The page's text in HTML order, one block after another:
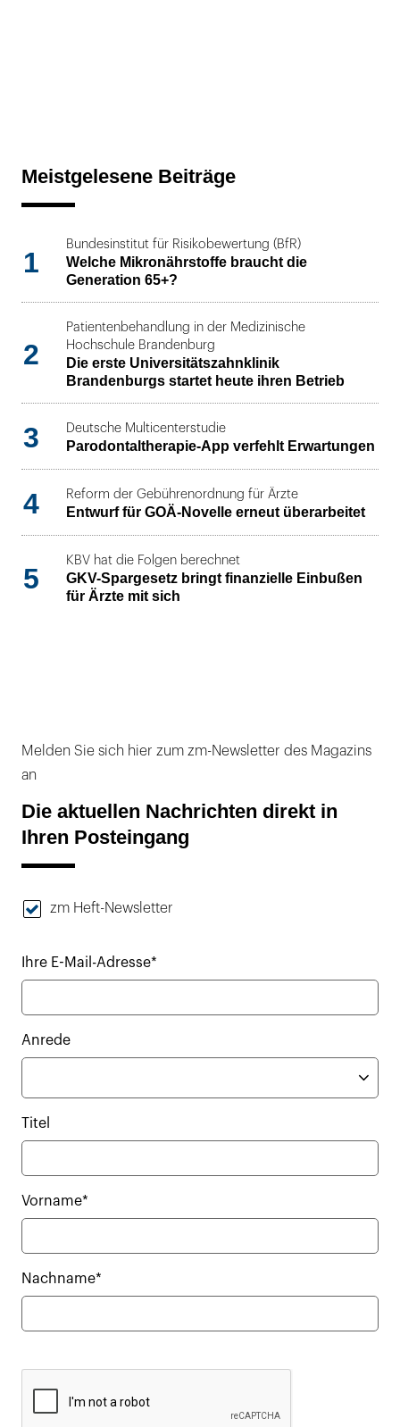
Meistgelesene Beiträge
1
Bundesinstitut für Risikobewertung (BfR)
Welche Mikronährstoffe braucht die
Generation 65+?
2
Patientenbehandlung in der Medizinische
Hochschule Brandenburg
Die erste Universitätszahnklinik
Brandenburgs startet heute ihren Betrieb
3 Deutsche Multicenterstudie
Parodontaltherapie-App verfehlt Erwartungen
4 Reform der Gebührenordnung für Ärzte
Entwurf für GOÄ-Novelle erneut überarbeitet
5
KBV hat die Folgen berechnet
GKV-Spargesetz bringt finanzielle Einbußen
für Ärzte mit sich
Melden Sie sich hier zum zm-Newsletter des Magazins
an
Die aktuellen Nachrichten direkt in
Ihren Posteingang
zm Heft-Newsletter
Ihre E-Mail-Adresse*
Anrede
Titel
Vorname*
Nachname*